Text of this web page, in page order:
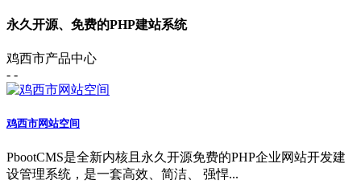
永久开源、免费的PHP建站系统
鸡西市产品中心
- -
鸡西市网站空间
PbootCMS是全新内核且永久开源免费的PHP企业网站开发建
设管理系统，是一套高效、简洁、 强悍...